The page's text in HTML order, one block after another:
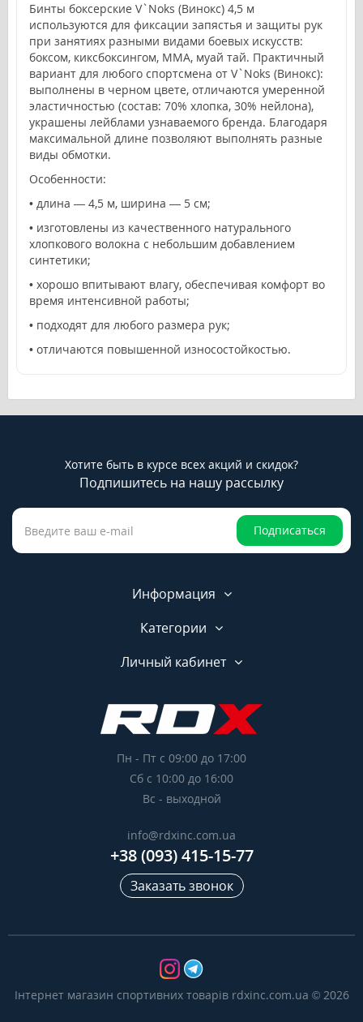
Бинты боксерские V`Noks (Винокс) 4,5 м
используются для фиксации запястья и защиты рук
при занятиях разными видами боевых искусств:
боксом, киксбоксингом, ММА, муай тай. Практичный
вариант для любого спортсмена от V`Noks (Винокс):
выполнены в черном цвете, отличаются умеренной
эластичностью (состав: 70% хлопка, 30% нейлона),
украшены лейблами узнаваемого бренда. Благодаря
максимальной длине позволяют выполнять разные
виды обмотки.
Особенности:
• длина — 4,5 м, ширина — 5 см;
• изготовлены из качественного натурального
хлопкового волокна с небольшим добавлением
синтетики;
• хорошо впитывают влагу, обеспечивая комфорт во
время интенсивной работы;
• подходят для любого размера рук;
• отличаются повышенной износостойкостью.
Хотите быть в курсе всех акций и скидок?
Подпишитесь на нашу рассылку
Подписаться
Информация
Категории
Личный кабинет
Пн - Пт с 09:00 до 17:00
Сб с 10:00 до 16:00
Вс - выходной
info@rdxinc.com.ua
+38 (093) 415-15-77
Заказать звонок
Інтернет магазин спортивних товарів rdxinc.com.ua © 2026